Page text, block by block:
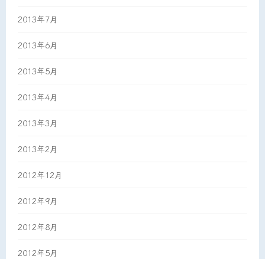
2013年7月
2013年6月
2013年5月
2013年4月
2013年3月
2013年2月
2012年12月
2012年9月
2012年8月
2012年5月